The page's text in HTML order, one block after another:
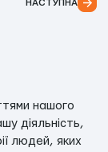
НАСТУПНА
нашого
діяльність,
людей, яких